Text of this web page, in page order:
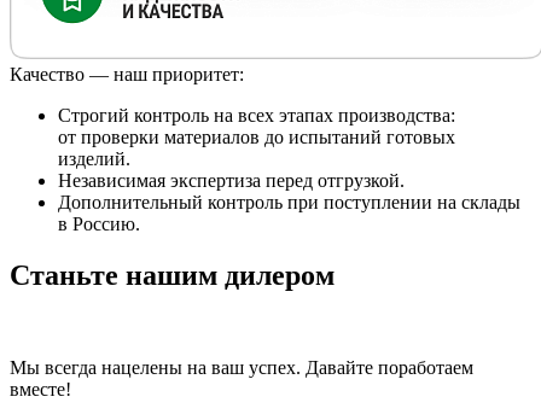
Качество — наш приоритет:
Строгий контроль на всех этапах производства:
от проверки материалов до испытаний готовых
изделий.
Независимая экспертиза перед отгрузкой.
Дополнительный контроль при поступлении на склады
в Россию.
Станьте нашим дилером
Мы всегда нацелены на ваш успех. Давайте поработаем
вместе!